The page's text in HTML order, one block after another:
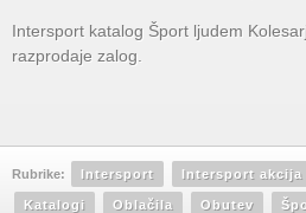
Intersport katalog Šport ljudem
razprodaje zalog.
Rubrike: Intersport Intersport akcija
Katalogi Oblačila Obutev